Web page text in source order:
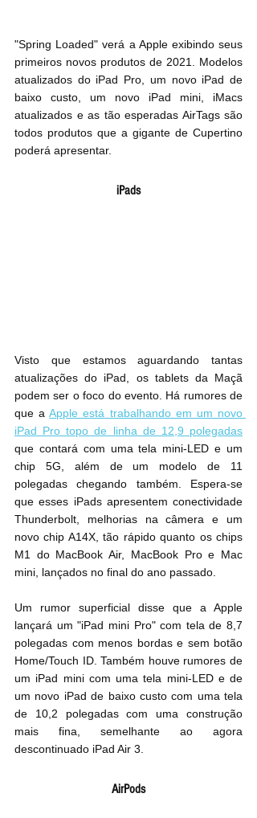
"Spring Loaded" verá a Apple exibindo seus
primeiros novos produtos de 2021. Modelos
atualizados do iPad Pro, um novo iPad de
baixo custo, um novo iPad mini, iMacs
atualizados e as tão esperadas AirTags são
todos produtos que a gigante de Cupertino
poderá apresentar.
iPads
Visto que estamos aguardando tantas
atualizações do ‌iPad‌, os tablets da Maçã
podem ser o foco do evento. Há rumores de
que a Apple está trabalhando em um novo
iPad Pro topo de linha de 12,9 polegadas
que contará com uma tela mini-LED e um
chip 5G, além de um modelo de 11
polegadas chegando também. Espera-se
que esses iPads apresentem conectividade
Thunderbolt, melhorias na câmera e um
novo chip A14X, tão rápido quanto os chips
M1 do MacBook Air, MacBook Pro e Mac
mini, lançados no final do ano passado.
Um rumor superficial disse que a Apple
lançará um "‌iPad mini‌ Pro" com tela de 8,7
polegadas com menos bordas e sem botão
Home/Touch ID. Também houve rumores de
um ‌iPad mini‌ com uma tela mini-LED e de
um novo iPad de baixo custo com uma tela
de 10,2 polegadas com uma construção
mais fina, semelhante ao agora
descontinuado iPad Air 3.
AirPods